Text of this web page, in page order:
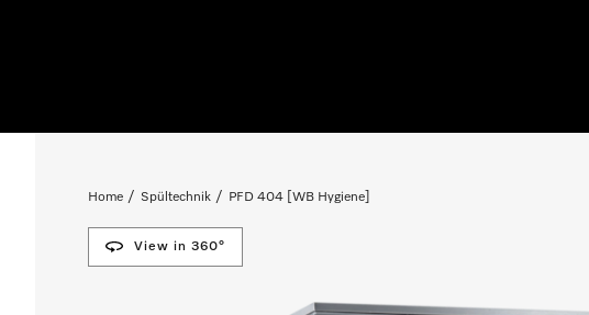
Home Spültechnik PFD 404 [WB Hygiene]
View in 360°